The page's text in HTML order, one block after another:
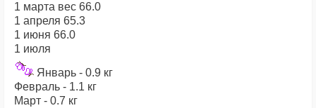
1 марта вес 66.0
1 апреля 65.3
1 июня 66.0
1 июля
Январь - 0.9 кг
Февраль - 1.1 кг
Март - 0.7 кг